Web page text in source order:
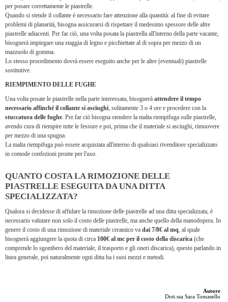
per posare correttamente le piastrelle.
Quando si stende il collante è necessario fare attenzione alla quantità: al fine di evitare
problemi di planarità, bisogna assicurarsi di rispettare il medesimo spessore delle altre
piastrelle adiacenti. Per far ciò, una volta posata la piastrella all'interno della parte vacante,
bisognerà impiegare una staggia di legno e picchiettate al di sopra per mezzo di un
mazzuolo di gomma.
Lo stesso procedimento dovrà essere eseguito anche per le altre (eventuali) piastrelle
sostitutive.
RIEMPIMENTO DELLE FUGHE
Una volta posate le piastrelle nella parte interessata, bisognerà attendere il tempo
necessario affinché il collante si asciughi, solitamente 3 o 4 ore e procedere con la
stuccatura delle fughe. Per far ciò bisogna stendere la malta riempifuga sulle piastrelle,
avendo cura di riempire tutte le fessure e poi, prima che il materiale si asciughi, rimuovere
per mezzo di una spugna.
La malta riempifuga può essere acquistata all'interno di qualsiasi rivenditore specializzato
in comode confezioni pronte per l'uso.
QUANTO COSTA LA RIMOZIONE DELLE
PIASTRELLE ESEGUITA DA UNA DITTA
SPECIALIZZATA?
Qualora si decidesse di affidare la rimozione delle piastrelle ad una ditta specializzata, è
necessario valutare non solo il costo delle piastrelle, ma anche quello della manodopera. In
genere il costo di una rimozione di materiale ceramico va dai 7/8€ al mq, al quale
bisognerà aggiungere la quota di circa 100€ al mc per il costo della discarica (che
comprende lo sgombero del materiale, il trasporto e gli oneri discarica), questo parlando in
linea generale, poi naturalmente ogni ditta ha i suoi mezzi e metodi.
Autore
Dott.ssa Sara Tomasello